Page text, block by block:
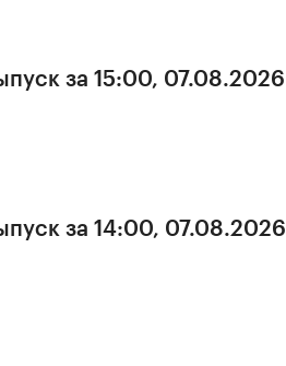
за 15:00, 07.08.2026
за 14:00, 07.08.2026